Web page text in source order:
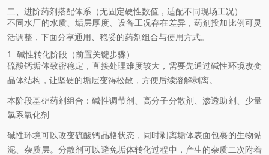
二、进阶药剂搭配体系（无固定硬性数值，适配不同现场工况）
不同水厂的水质、垢层厚度、设备工况存在差异，药剂投加比例可灵
活调整，下面分享通用、稳妥的药剂组合与使用方式。
1. 碱性转化阶段（前置关键步骤）
硫酸钙垢体致密稳定，直接处理难度较大，需要先通过碱性环境改变
晶体结构，让坚硬的垢层变得松散，方便后续溶解剥离。
本阶段基础药剂组合：碱性调节剂、高分子分散剂、渗透助剂、少量
氯系氧化剂
碱性环境可以改变硫酸钙晶格状态，同时剥离垢体表面包裹的生物黏
泥、杂质层。分散剂可以避免垢体转化过程中，产生的杂质二次附着